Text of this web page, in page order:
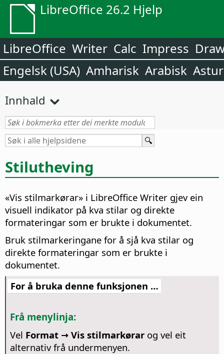
LibreOffice 26.2 Hjelp
LibreOffice Writer Calc Impress
Engelsk (USA) Amharisk Arabisk
Innhald
Stilutheving
«Vis stilmarkørar» i LibreOffice Writer gjev ein
visuell indikator på kva stilar og direkte
formateringar som er brukte i dokumentet.
Bruk stilmarkeringane for å sjå kva stilar og
direkte formateringar som er brukte i
dokumentet.
For å bruka denne funksjonen …
Frå menylinja:
Vel Format → Vis stilmarkørarog vel eit
alternativ frå undermenyen.